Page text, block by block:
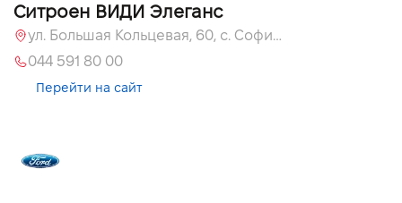
Ситроен ВИДИ Элеганс
ул. Большая Кольцевая, 60, с. Софиевская Борщаговка, Киевская обл., 08131
044 591 80 00
Перейти на сайт